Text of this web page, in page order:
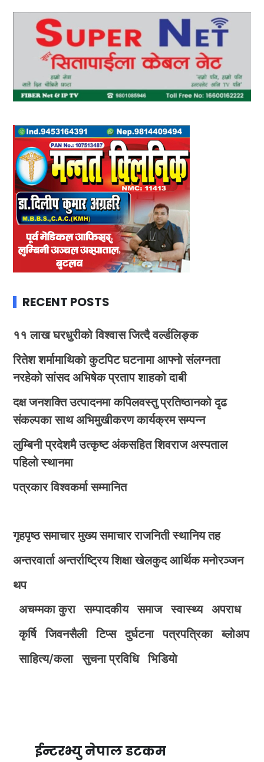
RECENT POSTS
११ लाख घरधुरीको विश्वास जित्दै वर्ल्डलिङ्क
रितेश शर्मामाथिको कुटपिट घटनामा आफ्नो संलग्नता
नरहेको सांसद अभिषेक प्रताप शाहको दाबी
दक्ष जनशक्ति उत्पादनमा कपिलवस्तु प्रतिष्ठानको दृढ
संकल्पका साथ अभिमुखीकरण कार्यक्रम सम्पन्न
लुम्बिनी प्रदेशमै उत्कृष्ट अंकसहित शिवराज अस्पताल
पहिलो स्थानमा
पत्रकार विश्वकर्मा सम्मानित
गृहपृष्ठ समाचार मुख्य समाचार राजनिती स्थानिय तह
अन्तरवार्ता अन्तर्राष्ट्रिय शिक्षा खेलकुद आर्थिक मनोरञ्जन
थप
अचम्मका कुरा
सम्पादकीय समाज स्वास्थ्य
अपराध
कृर्षि
जिवनसैली टिप्स दुर्घटना पत्रपत्रिका
ब्लोअप
साहित्य/कला
सुचना प्रविधि भिडियाे
ईन्टरभ्यु नेपाल डटकम